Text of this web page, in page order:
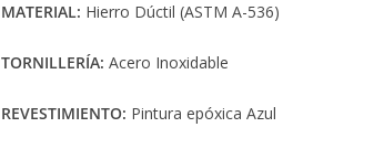
MATERIAL: Hierro Dúctil (ASTM A-536)
TORNILLERÍA: Acero Inoxidable
REVESTIMIENTO: Pintura epóxica Azul